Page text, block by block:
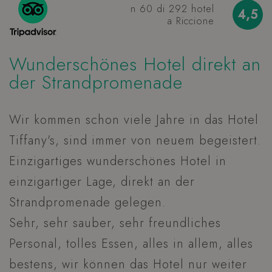
4,5
n 60 di 292 hotel
a Riccione
Wunderschönes Hotel direkt an
der Strandpromenade
Wir kommen schon viele Jahre in das Hotel
Tiffany's, sind immer von neuem begeistert.
Einzigartiges wunderschönes Hotel in
einzigartiger Lage, direkt an der
Strandpromenade gelegen.
Sehr, sehr sauber, sehr freundliches
Personal, tolles Essen, alles in allem, alles
bestens, wir können das Hotel nur weiter
_GRECAPTCHA
Google LLC
www.google.com
VISITOR_PRIVACY_METADATA
.youtube.com
XSRF-TOKEN www.hoteltiffanysriccione.com